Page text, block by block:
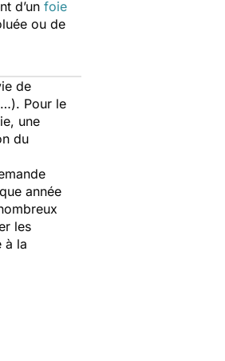
d’un foie
ou de
de
Pour le
une
du
année
les
à la